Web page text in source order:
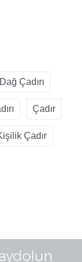
Dağ Çadırı
Çadır
Çadır